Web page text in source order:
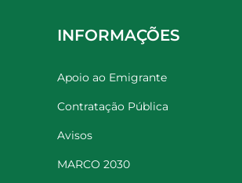
INFORMAÇÕES
Apoio ao Emigrante
Contratação Pública
Avisos
MARCO 2030